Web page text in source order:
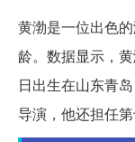
黄渤是一位出色
龄。数据显示，
日出生在山东青
导演，他还担任